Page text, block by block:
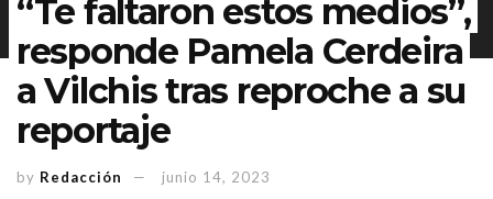
“Te faltaron estos medios”,
responde Pamela Cerdeira
a Vilchis tras reproche a su
reportaje
by Redacción junio 14, 2023